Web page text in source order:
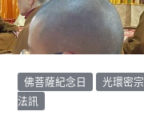
佛菩薩紀念日 光環密宗
法訊
顶
流
法